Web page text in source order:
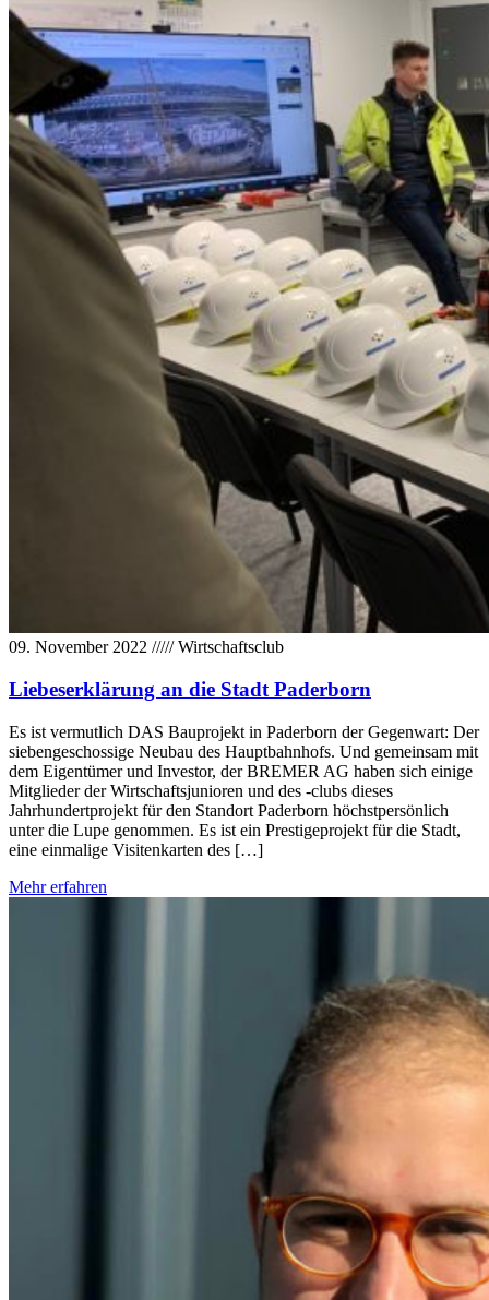
09. November 2022 /////Wirtschaftsclub
Liebeserklärung an die Stadt Paderborn
Es ist vermutlich DAS Bauprojekt in Paderborn der Gegenwart: Der
siebengeschossige Neubau des Hauptbahnhofs. Und gemeinsam mit
dem Eigentümer und Investor, der BREMER AG haben sich einige
Mitglieder der Wirtschaftsjunioren und des -clubs dieses
Jahrhundertprojekt für den Standort Paderborn höchstpersönlich
unter die Lupe genommen. Es ist ein Prestigeprojekt für die Stadt,
eine einmalige Visitenkarten des […]
Mehr erfahren